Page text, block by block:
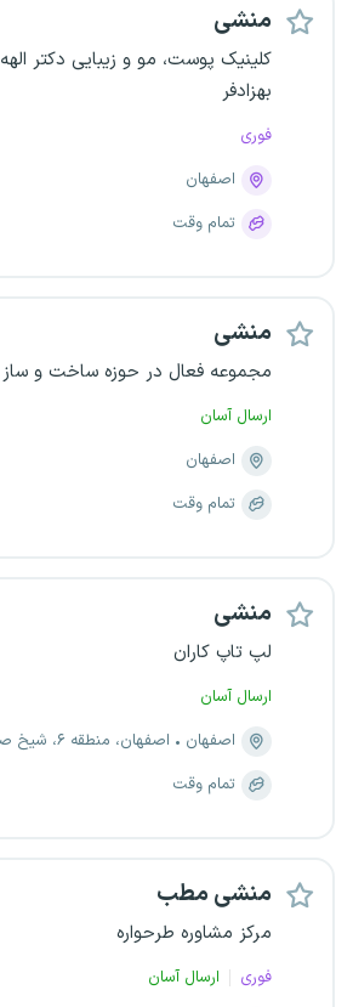
منشی
کلینیک پوست، مو و زیبایی دکتر الهه
بهزادفر
فوری
اصفهان
تمام وقت
منشی
مجموعه فعال در حوزه ساخت و ساز
ارسال آسان
اصفهان
تمام وقت
منشی
لپ تاپ کاران
ارسال آسان
اصفهان
اصفهان، منطقه ۶، شیخ صدوق
تمام وقت
منشی مطب
مرکز مشاوره طرحواره
فوری
ارسال آسان